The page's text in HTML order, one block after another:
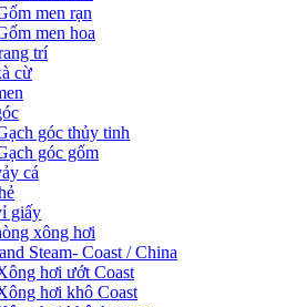
men rạn
men hoa
trí
cừ
góc thủy tinh
góc gốm
cá
giấy
xông hơi
Steam- Coast / China
hơi ướt Coast
hơi khô Coast